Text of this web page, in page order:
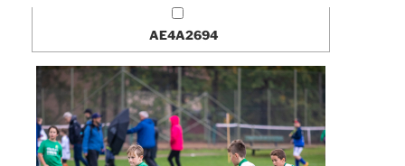
AE4A2694